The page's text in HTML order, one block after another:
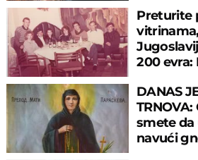
Preturite
200 evra:
DANAS
smete da
navući